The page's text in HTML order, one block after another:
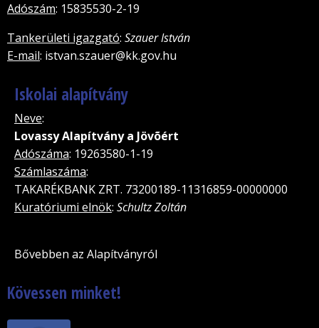
Adószám: 15835530-2-19
Tankerületi igazgató: Szauer István
E-mail: istvan.szauer@kk.gov.hu
Iskolai alapítvány
Neve:
Lovassy Alapítvány a Jövõért
Adószáma: 19263580-1-19
Számlaszáma:
TAKARÉKBANK ZRT. 73200189-11316859-00000000
Kuratóriumi elnök: Schultz Zoltán
Bővebben az Alapítványról
Kövessen minket!